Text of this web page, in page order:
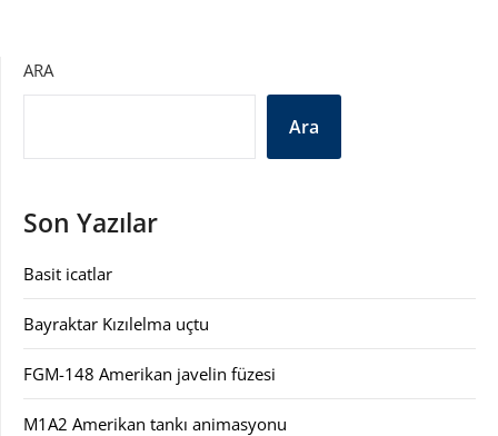
ARA
Ara
Son Yazılar
Basit icatlar
Bayraktar Kızılelma uçtu
FGM-148 Amerikan javelin füzesi
M1A2 Amerikan tankı animasyonu